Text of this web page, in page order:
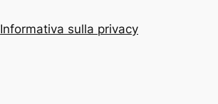
Informativa sulla privacy